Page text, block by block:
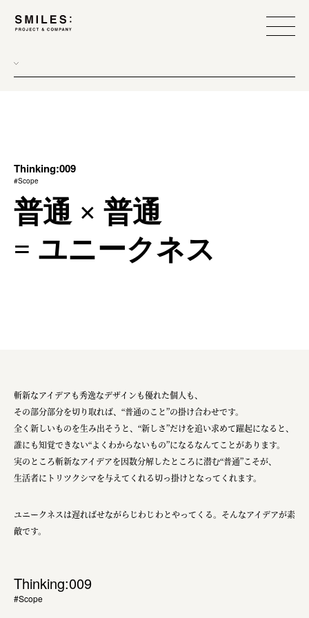
scope
process
team management
method
Thinking:009
#Scope
普通 × 普通
= ユニークネス
斬新なアイデアも秀逸なデザインも優れた個人も、
その部分部分を切り取れば、“普通のこと”の掛け合わせです。
全く新しいものを生み出そうと、“新しさ”だけを追い求めて躍起になると、
誰にも知覚できない“よくわからないもの”になるなんてことがあります。
実のところ斬新なアイデアを因数分解したところに潜む“普通”こそが、
生活者にトリツクシマを与えてくれる切っ掛けとなってくれます。
ユニークネスは遅ればせながらじわじわとやってくる。そんなアイデアが素
敵です。
Thinking:009
#Scope